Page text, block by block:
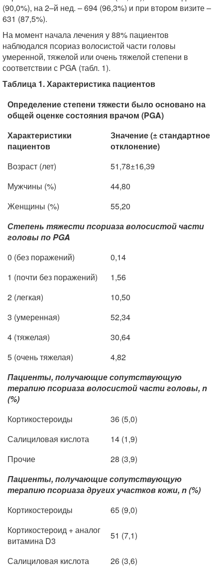
(90,0%), на 2–й нед. – 694 (96,3%) и при втором визите –
631 (87,5%).
На момент начала лечения у 88% пациентов
наблюдался псориаз волосистой части головы
умеренной, тяжелой или очень тяжелой степени в
соответствии с PGA (табл. 1).
Таблица 1. Характеристика пациентов
Определение степени тяжести было основано на
общей оценке состояния врачом (PGA)
Характеристики
пациентов
Значение (± стандартное
отклонение)
Возраст (лет)
51,78±16,39
Мужчины (%)
44,80
Женщины (%)
55,20
Степень тяжести псориаза волосистой части
головы по PGA
0 (без поражений)
0,14
1 (почти без поражений)
1,56
2 (легкая)
10,50
3 (умеренная)
52,34
4 (тяжелая)
30,64
5 (очень тяжелая)
4,82
Пациенты, получающие сопутствующую
терапию псориаза волосистой части головы, n
(%)
Кортикостероиды
36 (5,0)
Салициловая кислота
14 (1,9)
Прочие
28 (3,9)
Пациенты, получающие сопутствующую
терапию псориаза других участков кожи, n (%)
Кортикостероиды
65 (9,0)
Кортикостероид + аналог
витамина D3
51 (7,1)
Салициловая кислота
26 (3,6)